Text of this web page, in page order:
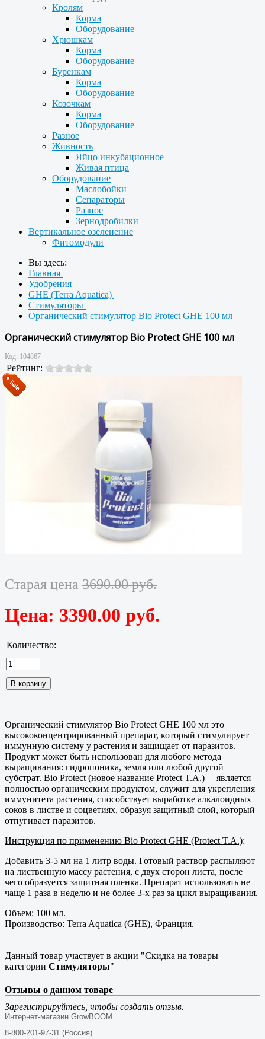
Кролям
Корма
Оборудование
Хрюшкам
Корма
Оборудование
Буренкам
Корма
Оборудование
Козочкам
Корма
Оборудование
Разное
Живность
Яйцо инкубационное
Живая птица
Оборудование
Маслобойки
Сепараторы
Разное
Зернодробилки
Вертикальное озеленение
Фитомодули
Вы здесь:
Главная
Удобрения
GHE (Terra Aquatica)
Стимуляторы
Органический стимулятор Bio Protect GHE 100 мл
Органический стимулятор Bio Protect GHE 100 мл
Код: 104867
Рейтинг:
Старая цена 3690.00 руб.
Цена: 3390.00 руб.
Количество:
Органический стимулятор Bio Protect GHE 100 мл это
высококонцентрированный препарат, который стимулирует
иммунную систему у растения и защищает от паразитов.
Продукт может быть использован для любого метода
выращивания: гидропоника, земля или любой другой
субстрат. Bio Protect (новое название Protect T.A.) – является
полностью органическим продуктом, служит для укрепления
иммунитета растения, способствует выработке алкалоидных
соков в листве и соцветиях, образуя защитный слой, который
отпугивает паразитов.
Инструкция по применению Bio Protect GHE (Protect T.A.):
Добавить 3-5 мл на 1 литр воды. Готовый раствор распыляют
на лиственную массу растения, с двух сторон листа, после
чего образуется защитная пленка. Препарат использовать не
чаще 1 раза в неделю и не более 3-х раз за цикл выращивания.
Объем: 100 мл.
Производство: Terra Aquatica (GHE), Франция.
Данный товар участвует в акции "Скидка на товары
категории Стимуляторы"
Отзывы о данном товаре
Зарегистрируйтесь, чтобы создать отзыв.
Интернет-магазин GrowBOOM
8-800-201-97-31 (Россия)